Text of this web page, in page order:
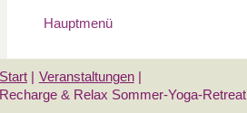
Hauptmenü
Start
Veranstaltungen
Recharge & Relax Sommer-Yoga-Retreat